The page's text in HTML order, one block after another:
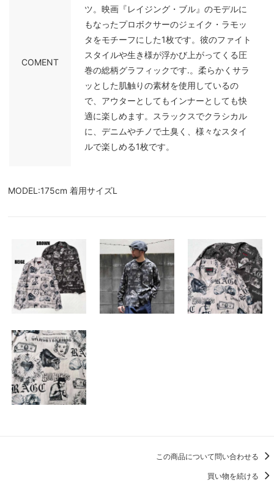
COMENT
ツ。映画『レイジング・ブル』のモデルに
もなったプロボクサーのジェイク・ラモッ
タをモチーフにした1枚です。彼のファイト
スタイルや生き様が浮かび上がってくる圧
巻の総柄グラフィックです.。柔らかくサラ
ッとした肌触りの素材を使用しているの
で、アウターとしてもインナーとしても快
適に楽しめます。スラックスでクラシカル
に、デニムやチノで土臭く、様々なスタイ
ルで楽しめる1枚です。
MODEL:175cm 着用サイズL
この商品について問い合わせる
買い物を続ける